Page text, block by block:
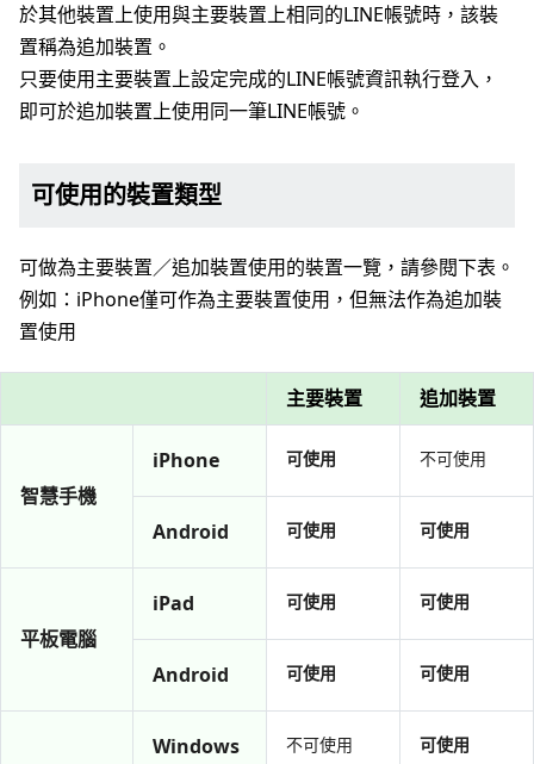
於其他裝置上使用與主要裝置上相同的LINE帳號時，該裝
置稱為追加裝置。
只要使用主要裝置上設定完成的LINE帳號資訊執行登入，
即可於追加裝置上使用同一筆LINE帳號。
可使用的裝置類型
可做為主要裝置／追加裝置使用的裝置一覽，請參閱下表。
例如：iPhone僅可作為主要裝置使用，但無法作為追加裝
置使用
主要裝置 追加裝置
智慧手機
iPhone 可使用 不可使用
Android 可使用 可使用
平板電腦
iPad 可使用 可使用
Android 可使用 可使用
Windows
不可使用 可使用